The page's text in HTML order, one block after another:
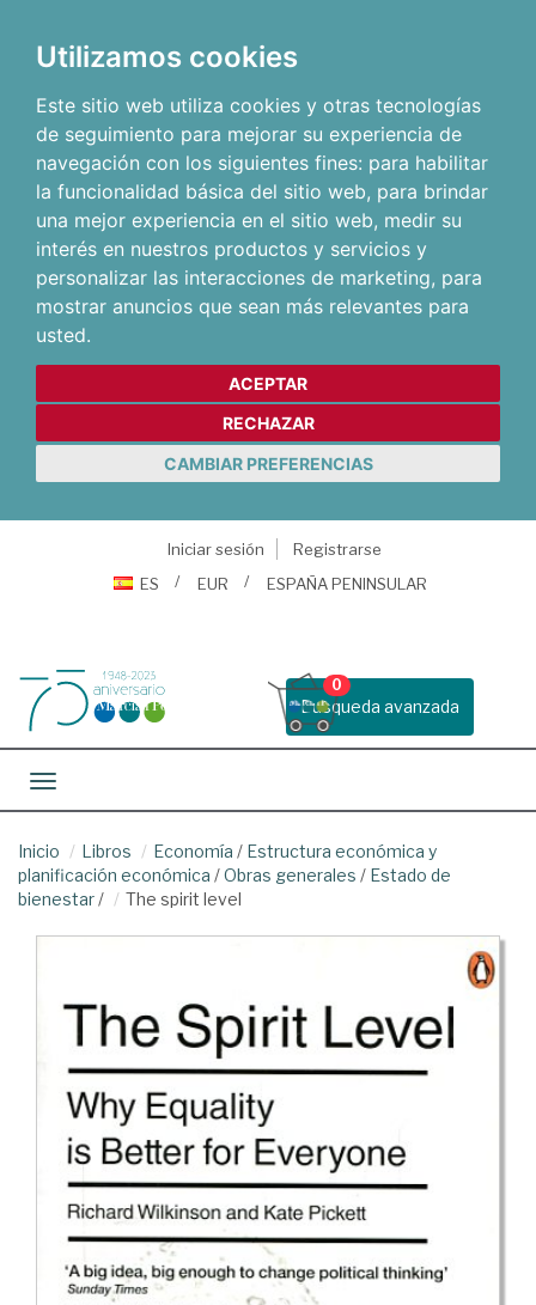
Utilizamos cookies
Este sitio web utiliza cookies y otras tecnologías
de seguimiento para mejorar su experiencia de
navegación con los siguientes fines: para habilitar
la funcionalidad básica del sitio web, para brindar
una mejor experiencia en el sitio web, medir su
interés en nuestros productos y servicios y
personalizar las interacciones de marketing, para
mostrar anuncios que sean más relevantes para
usted.
ACEPTAR
RECHAZAR
CAMBIAR PREFERENCIAS
Iniciar sesión
Registrarse
ES
EUR ESPAÑA PENINSULAR
Busqueda avanzada
0
Toggle navigation
Inicio Libros Economía / Estructura económica y
planificación económica /Obras generales / Estado de
bienestar/ The spirit level